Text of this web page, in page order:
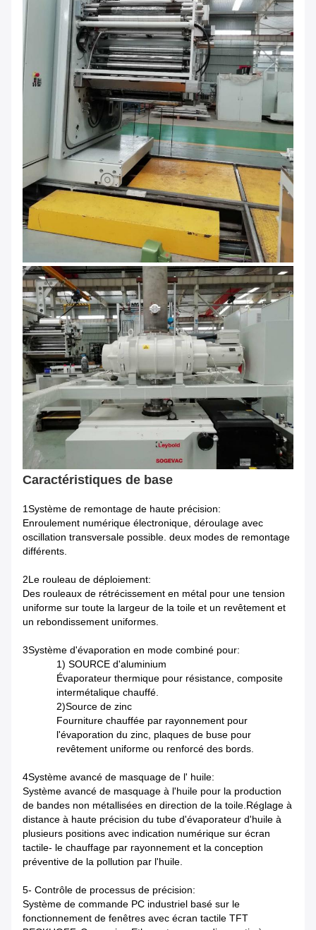
Caractéristiques de base
1Système de remontage de haute précision:
Enroulement numérique électronique, déroulage avec
oscillation transversale possible. deux modes de remontage
différents.
2Le rouleau de déploiement:
Des rouleaux de rétrécissement en métal pour une tension
uniforme sur toute la largeur de la toile et un revêtement et
un rebondissement uniformes.
3Système d'évaporation en mode combiné pour:
1) SOURCE d'aluminium
Évaporateur thermique pour résistance, composite
interméta­lique chauffé.
2)Source de zinc
Fourniture chauffée par rayonnement pour
l'évaporation du zinc, plaques de buse pour
revêtement uniforme ou renforcé des bords.
4Système avancé de masquage de l' huile:
Système avancé de masquage à l'huile pour la production
de bandes non métallisées en direction de la toile.Réglage à
distance à haute précision du tube d'évaporateur d'huile à
plusieurs positions avec indication numérique sur écran
tactile- le chauffage par rayonnement et la conception
préventive de la pollution par l'huile.
5- Contrôle de processus de précision:
Système de commande PC industriel basé sur le
fonctionnement de fenêtres avec écran tactile TFT